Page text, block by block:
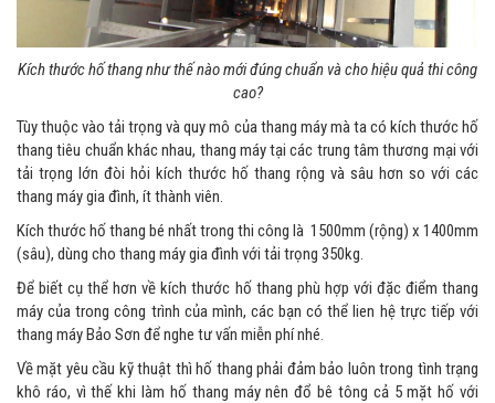
Kích thước hố thang như thế nào mới đúng chuẩn và cho hiệu quả thi công
cao?
Tùy thuộc vào tải trọng và quy mô của thang máy mà ta có kích thước hố
thang tiêu chuẩn khác nhau, thang máy tại các trung tâm thương mại với
tải trọng lớn đòi hỏi kích thước hố thang rộng và sâu hơn so với các
thang máy gia đình, ít thành viên.
Kích thước hố thang bé nhất trong thi công là 1500mm (rộng) x 1400mm
(sâu), dùng cho thang máy gia đình với tải trọng 350kg.
Để biết cụ thể hơn về kích thước hố thang phù hợp với đặc điểm thang
máy của trong công trình của mình, các bạn có thể lien hệ trực tiếp với
thang máy Bảo Sơn để nghe tư vấn miễn phí nhé.
Về mặt yêu cầu kỹ thuật thì hố thang phải đảm bảo luôn trong tình trạng
khô ráo, vì thế khi làm hố thang máy nên đổ bê tông cả 5 mặt hố với